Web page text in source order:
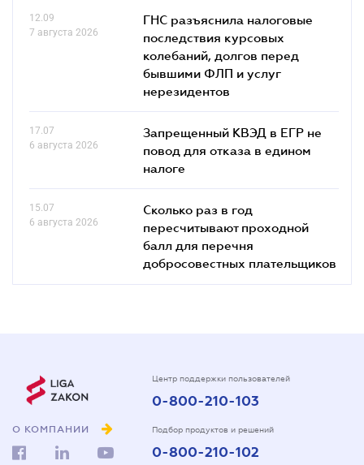
12.09
7 августа 2026
ГНС разъяснила налоговые
последствия курсовых
колебаний, долгов перед
бывшими ФЛП и услуг
нерезидентов
17.07
6 августа 2026
Запрещенный КВЭД в ЕГР не
повод для отказа в едином
налоге
15.07
6 августа 2026
Сколько раз в год
пересчитывают проходной
балл для перечня
добросовестных плательщиков
О КОМПАНИИ
Центр поддержки пользователей
0-800-210-103
Подбор продуктов и решений
0-800-210-102